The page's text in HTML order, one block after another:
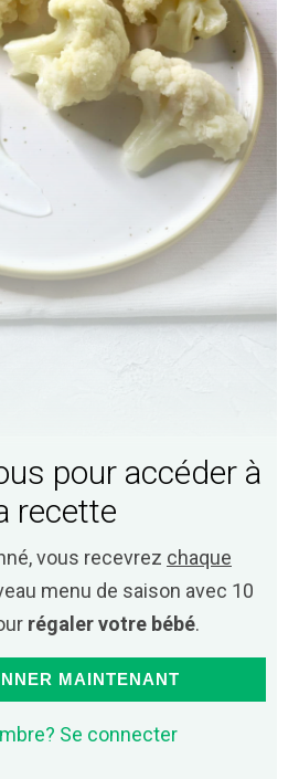
pour accéder à
recette
vous recevrez chaque
menu de saison avec 10
régaler votre bébé.
MAINTENANT
Se connecter